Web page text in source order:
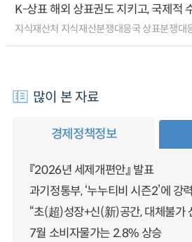
K-상표 해외 상표권도 지키고, 국제적
지식재산처 지식재산분쟁대응국 상표분쟁대
많이 본 자료
경제정책정보
『2026년 세제개편안』 발표
과기정통부, ‘누누티비 시즌2’에 강
“초(超)성장+신(新)공간, 대체불가
7월 소비자물가는 2.8% 상승